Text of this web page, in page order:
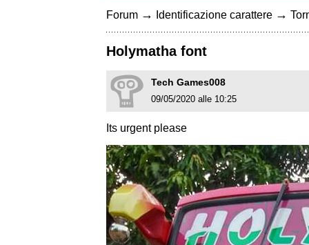
Forum → Identificazione carattere →
Holymatha font
Tech Games008
09/05/2020 alle 10:25
Its urgent please